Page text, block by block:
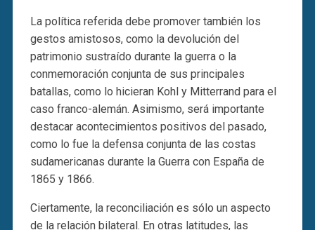
La política referida debe promover también los
gestos amistosos, como la devolución del
patrimonio sustraído durante la guerra o la
conmemoración conjunta de sus principales
batallas, como lo hicieran Kohl y Mitterrand para el
caso franco-alemán. Asimismo, será importante
destacar acontecimientos positivos del pasado,
como lo fue la defensa conjunta de las costas
sudamericanas durante la Guerra con España de
1865 y 1866.
Ciertamente, la reconciliación es sólo un aspecto
de la relación bilateral. En otras latitudes, las